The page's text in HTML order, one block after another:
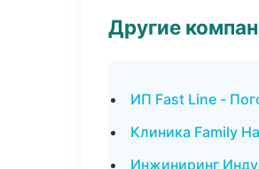
Другие
ИП Fast Line -
Клиника Family
Инжиниринг